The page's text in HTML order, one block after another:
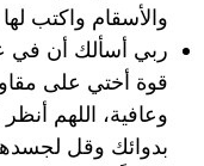
والأسقام واكتب
ربي أسألك أن في
قوة أختي على
وعافية، اللهم
بدوائك وقل